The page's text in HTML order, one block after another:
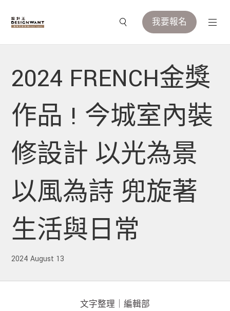
我要報名
2024 FRENCH金獎
作品 ! 今城室內裝
修設計 以光為景
以風為詩 兜旋著
生活與日常
2024 August 13
文字整理｜編輯部